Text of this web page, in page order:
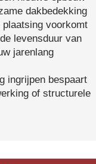
dakbedekking
voorkomt
levensduur van
jarenlang
ingrijpen bespaart
of structurele